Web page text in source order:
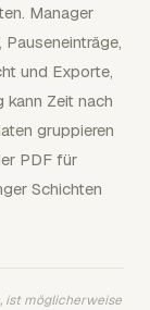
Manager
und Exporte,
kann Zeit nach
gruppieren
PDF für
Schichten
ist möglicherweise